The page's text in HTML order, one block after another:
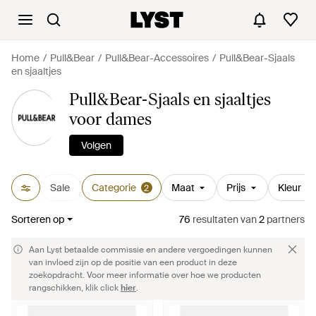
Home Pull&Bear Pull&Bear-Accessoires
Pull&Bear-Sjaals
en sjaaltjes
Pull&Bear-Sjaals en sjaaltjes
voor dames
Volgen
Sale Categorie 2 Maat Prijs Kleur
Sorteren op 76 resultatenvan2 partners
Aan Lyst betaalde commissie en andere vergoedingen kunnen
van invloed zijn op de positie van een product in deze
zoekopdracht. Voor meer informatie over hoe we producten
rangschikken, klik clickhier.